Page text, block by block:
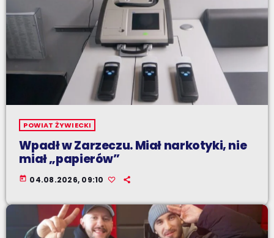
POWIAT ŻYWIECKI
Wpadł w Zarzeczu. Miał narkotyki, nie
miał „papierów”
today 04.08.2026, 09:10